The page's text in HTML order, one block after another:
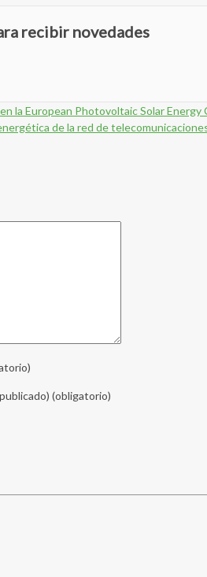
recibir novedades
la European Photovoltaic Solar
de la red de
(obligatorio)